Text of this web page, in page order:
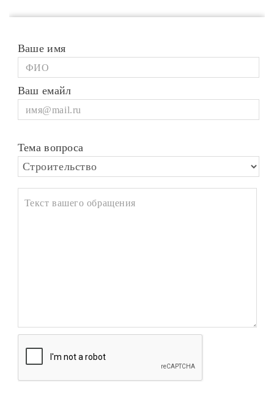
Ваше имя
Ваш емайл
Тема вопроса